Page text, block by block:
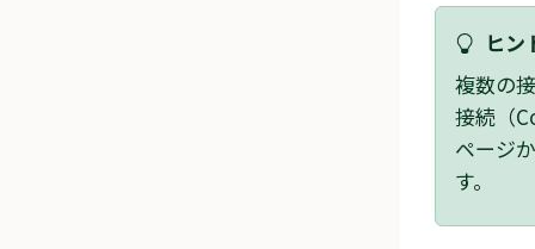
ヒン
複数の
接続（
ページ
す。